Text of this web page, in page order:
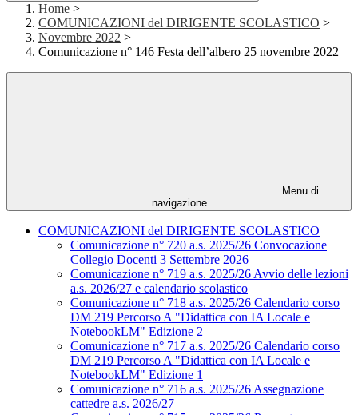
Home >
COMUNICAZIONI del DIRIGENTE SCOLASTICO >
Novembre 2022 >
Comunicazione n° 146 Festa dell’albero 25 novembre 2022
Menu di
navigazione
COMUNICAZIONI del DIRIGENTE SCOLASTICO
Comunicazione n° 720 a.s. 2025/26 Convocazione
Collegio Docenti 3 Settembre 2026
Comunicazione n° 719 a.s. 2025/26 Avvio delle lezioni
a.s. 2026/27 e calendario scolastico
Comunicazione n° 718 a.s. 2025/26 Calendario corso
DM 219 Percorso A "Didattica con IA Locale e
NotebookLM" Edizione 2
Comunicazione n° 717 a.s. 2025/26 Calendario corso
DM 219 Percorso A "Didattica con IA Locale e
NotebookLM" Edizione 1
Comunicazione n° 716 a.s. 2025/26 Assegnazione
cattedre a.s. 2026/27